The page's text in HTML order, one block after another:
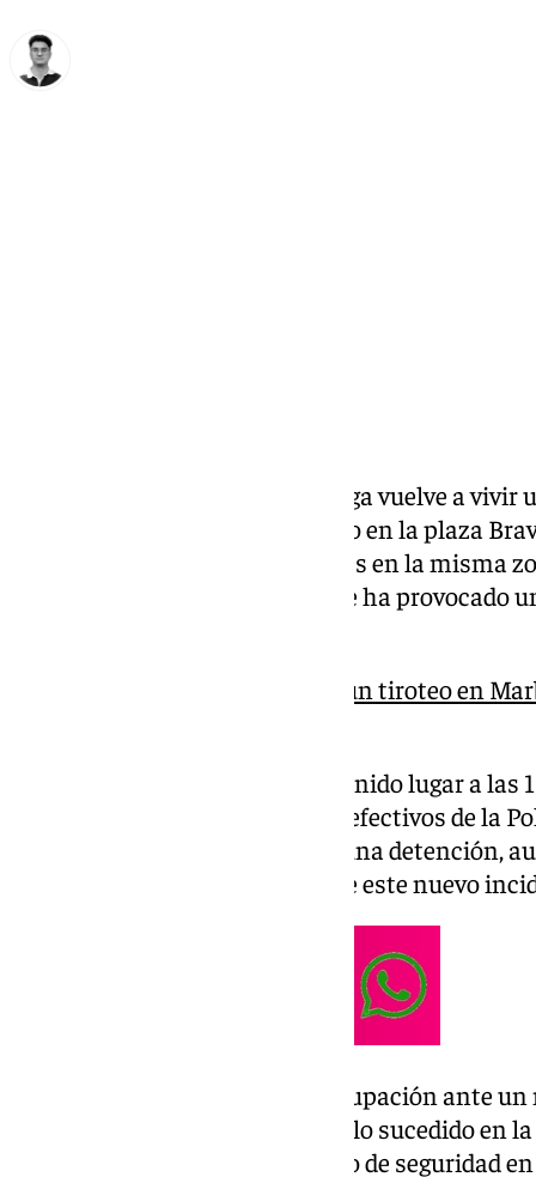
El barrio de la Trinidad en Málaga vuelve a
Una semana después del tiroteo en la plaza
alertado de nuevas detonaciones en la misma
han lamentado heridos, aunque ha provocado
Juzgan a tres acusados de un tiroteo en
Al lugar de los hechos, que ha tenido lugar a las
desplazado miembros del 112 y efectivos de la
no se tiene constancia de ninguna detención,
zona para buscar las pruebas de este nuevo
Los vecinos muestran su preocupación ante
características días después de lo sucedido en
presencia policial y un aumento de seguridad